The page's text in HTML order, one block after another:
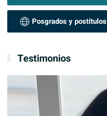
Posgrados y postítulos
Testimonios